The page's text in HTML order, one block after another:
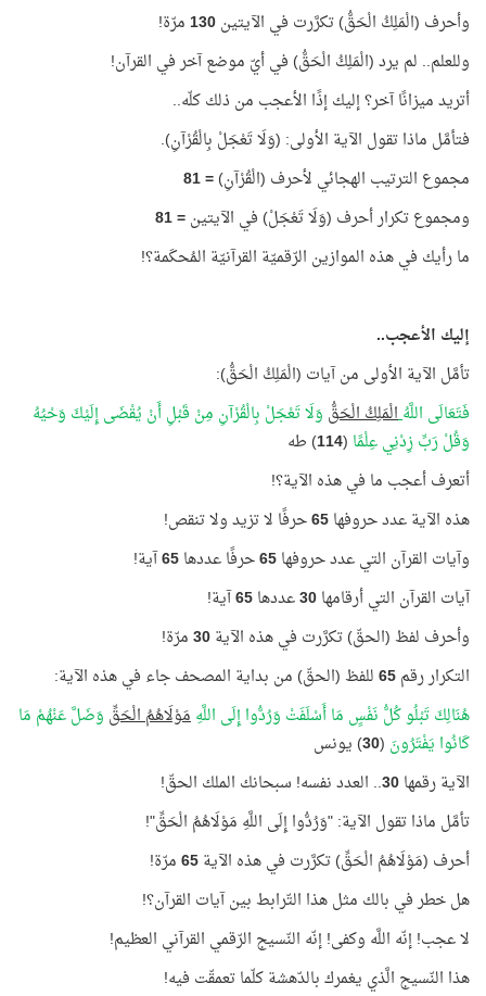
وأحرف (الْمَلِكُ الْحَقُّ) تكرَّرت في الآيتين130مرّة!
وللعلم.. لم يرد (الْمَلِكُ الْحَقُّ) في أيّ موضع آخر في القرآن!
أتريد ميزانًا آخر؟ إليك إذًا الأعجب من ذلك كلّه..
فتأمَّل ماذا تقول الآية الأولى: (وَلَا تَعْجَلْ بِالْقُرْآنِ).
مجموع الترتيب الهجائي لأحرف (الْقُرْآنِ)=
81
ومجموع تكرار أحرف (وَلَا تَعْجَلْ) في الآيتين=
81
ما رأيك في هذه الموازين الرّقميّة القرآنيّة المُحكَمة؟!
إليك الأعجب..
تأمَّل الآية الأولى من آيات (الْمَلِكُ الْحَقُّ):
فَتَعَالَى اللَّهُالْمَلِكُ الْحَقُّ وَلَا تَعْجَلْ بِالْقُرْآنِ مِنْ قَبْلِ أَنْ يُقْضَى إِلَيْكَ وَحْيُهُ
وَقُلْ رَبِّ زِدْنِي عِلْمًا (
114) طه
أتعرف أعجب ما في هذه الآية؟!
هذه الآية عدد حروفها65حرفًا لا تزيد ولا تنقص!
وآيات القرآن التي عدد حروفها65حرفًا عددها65آية!
آيات القرآن التي أرقامها30عددها65آية!
وأحرف لفظ (الحقّ) تكرَّرت في هذه الآية30مرّة!
التكرار رقم65للفظ (الحقّ) من بداية المصحف جاء في هذه الآية:
هُنَالِكَ تَبْلُو كُلُّ نَفْسٍ مَا أَسْلَفَتْ وَرُدُّوا إِلَى اللَّهِمَوْلَاهُمُ الْحَقِّ وَضَلَّ عَنْهُمْ مَا
كَانُوا يَفْتَرُونَ (
30) يونس
الآية رقمها30.. العدد نفسه! سبحانك الملك الحقّ!
تأمَّل ماذا تقول الآية: "وَرُدُّوا إِلَى اللَّهِ مَوْلَاهُمُ الْحَقِّ"!
أحرف (مَوْلَاهُمُ الْحَقِّ) تكرَّرت في هذه الآية65مرّة!
هل خطر في بالك مثل هذا التّرابط بين آيات القرآن؟!
لا عجب! إنّه اللَّه وكفى! إنّه النّسيج الرّقمي القرآني العظيم!
هذا النّسيج الَّذي يغمرك بالدّهشة كلّما تعمقّت فيه!